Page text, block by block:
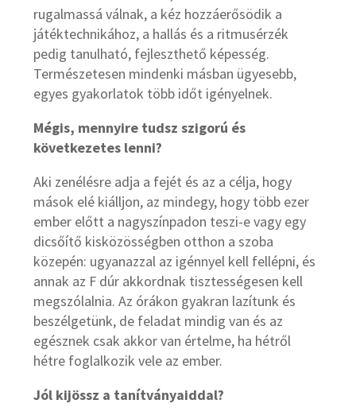
rugalmassá válnak, a kéz hozzáerősödik a
játéktechnikához, a hallás és a ritmusérzék
pedig tanulható, fejleszthető képesség.
Természetesen mindenki másban ügyesebb,
egyes gyakorlatok több időt igényelnek.
Mégis, mennyire tudsz szigorú és
következetes lenni?
Aki zenélésre adja a fejét és az a célja, hogy
mások elé kiálljon, az mindegy, hogy több ezer
ember előtt a nagyszínpadon teszi-e vagy egy
dicsőítő kisközösségben otthon a szoba
közepén: ugyanazzal az igénnyel kell fellépni, és
annak az F dúr akkordnak tisztességesen kell
megszólalnia. Az órákon gyakran lazítunk és
beszélgetünk, de feladat mindig van és az
egésznek csak akkor van értelme, ha hétről
hétre foglalkozik vele az ember.
Jól kijössz a tanítványaiddal?